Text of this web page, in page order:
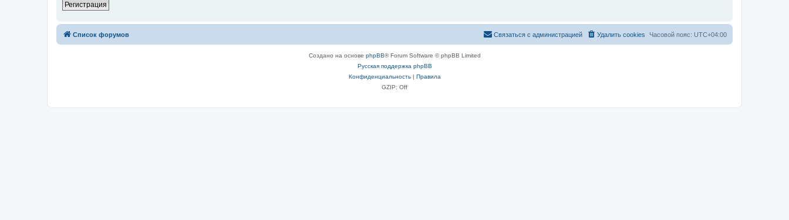
Регистрация
Список форумов Часовой пояс: UTC+04:00
Удалить cookies
Связаться с администрацией
Создано на основе phpBB® Forum Software © phpBB Limited
Русская поддержка phpBB
Конфиденциальность| Правила
GZIP: Off